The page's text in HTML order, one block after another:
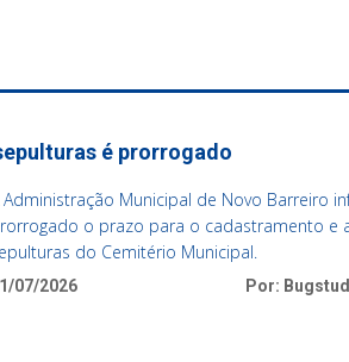
é prorrogado
Administração Municipal de Novo Barreiro
o prazo para o cadastramento e
do Cemitério Municipal.
07/2026 Por: